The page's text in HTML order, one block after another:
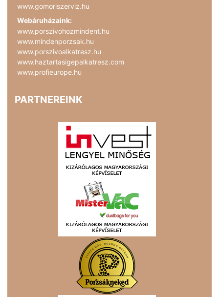
www.gomoriszerviz.hu
Webáruházaink:
www.porszivohozmindent.hu
www.mindenporzsak.hu
www.porszivoalkatresz.hu
www.haztartasigepalkatresz.com
www.profieurope.hu
PARTNEREINK